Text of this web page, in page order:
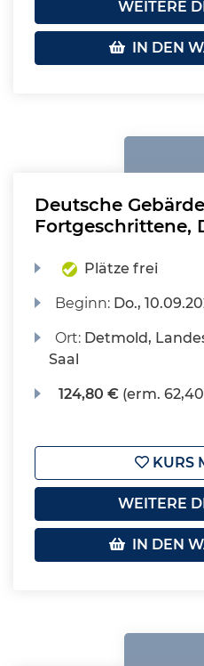
WEITERE
IN DEN
Deutsche
Fortgeschrittene,
Plätze frei
Beginn: Do.,
Ort: Detmold,
Saal
124,80 € (erm.
KURS
WEITERE
IN DEN